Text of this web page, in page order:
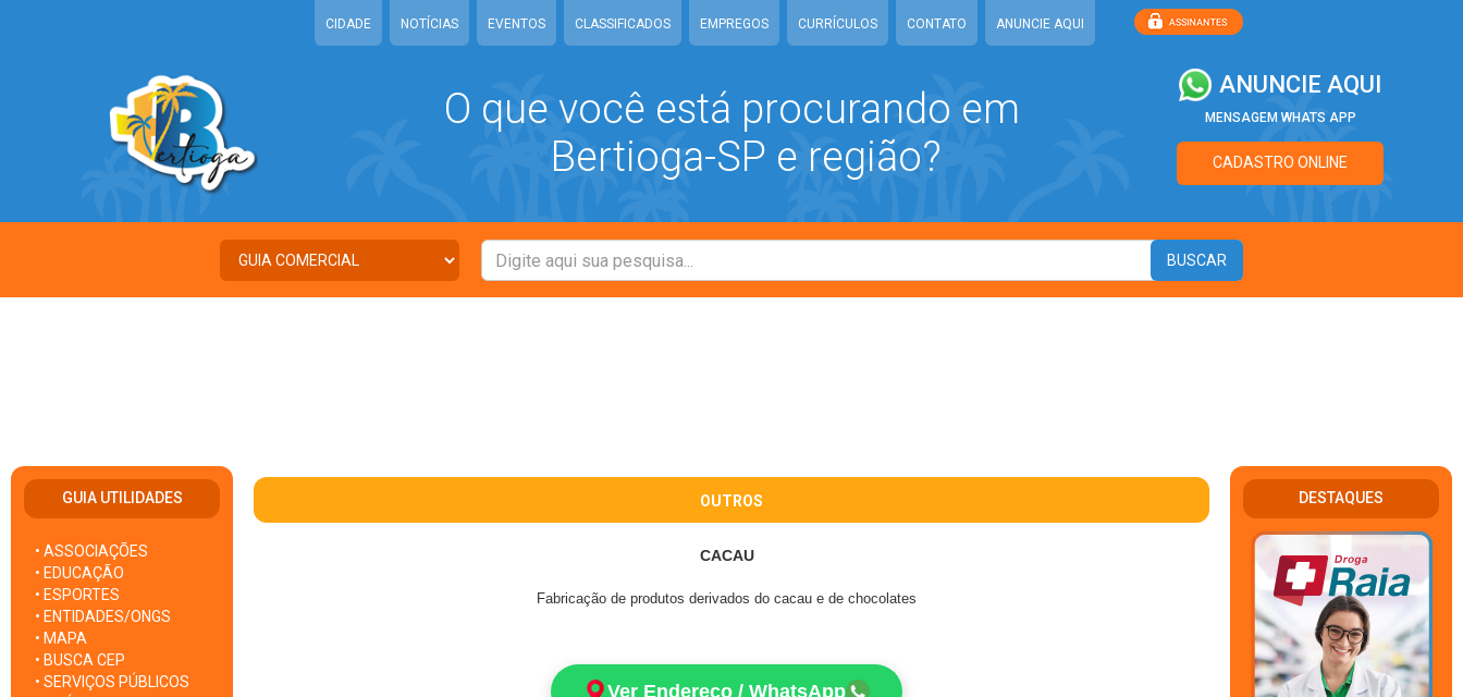
CIDADE NOTÍCIAS EVENTOS CLASSIFICADOS EMPREGOS CURRÍCULOS CONTATO ANUNCIE AQUI
O que você está procurando em
Bertioga-SP e região?
ANUNCIE AQUI
MENSAGEM WHATS APP
CADASTRO ONLINE
GUIA UTILIDADES
• ASSOCIAÇÕES
• EDUCAÇÃO
• ESPORTES
• ENTIDADES/ONGS
• MAPA
• BUSCA CEP
• SERVIÇOS PÚBLICOS
OUTROS
CACAU
Fabricação de produtos derivados do cacau e de chocolates
Ver Endereço / WhatsApp
DESTAQUES